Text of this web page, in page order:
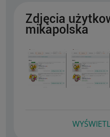
Zdjęcia
mikapolska